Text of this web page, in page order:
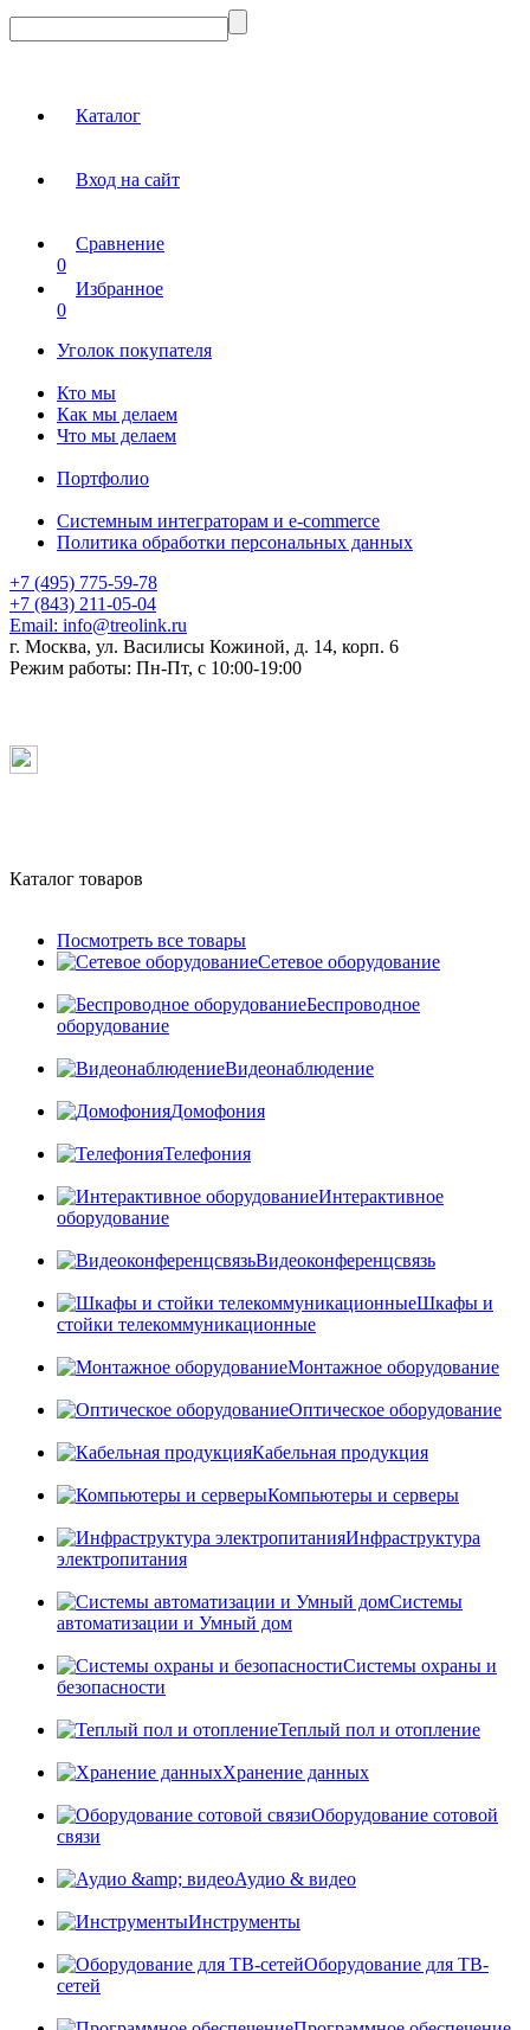
Каталог
Вход на сайт
Сравнение
0
Избранное
0
Уголок покупателя
Кто мы
Как мы делаем
Что мы делаем
Портфолио
Системным интеграторам и e-commerce
Политика обработки персональных данных
+7 (495) 775-59-78
+7 (843) 211-05-04
Email: info@treolink.ru
г. Москва, ул. Василисы Кожиной, д. 14, корп. 6
Режим работы: Пн-Пт, с 10:00-19:00
Каталог товаров
Посмотреть все товары
Сетевое оборудование
Беспроводное
оборудование
Видеонаблюдение
Домофония
Телефония
Интерактивное
оборудование
Видеоконференцсвязь
Шкафы и
стойки телекоммуникационные
Монтажное оборудование
Оптическое оборудование
Кабельная продукция
Компьютеры и серверы
Инфраструктура
электропитания
Системы
автоматизации и Умный дом
Системы охраны и
безопасности
Теплый пол и отопление
Хранение данных
Оборудование сотовой
связи
Аудио & видео
Инструменты
Оборудование для ТВ-
сетей